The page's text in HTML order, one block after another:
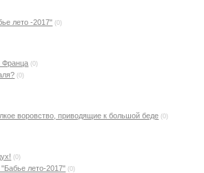
лето -2017" (0)
Франца (0)
(0)
воровство, приводящие к большой беде (0)
(0)
лето-2017" (0)